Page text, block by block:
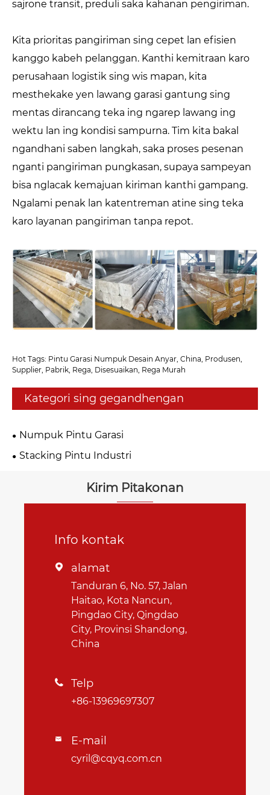
sajrone transit, preduli saka kahanan pengiriman.
Kita prioritas pangiriman sing cepet lan efisien
kanggo kabeh pelanggan. Kanthi kemitraan karo
perusahaan logistik sing wis mapan, kita
mesthekake yen lawang garasi gantung sing
mentas dirancang teka ing ngarep lawang ing
wektu lan ing kondisi sampurna. Tim kita bakal
ngandhani saben langkah, saka proses pesenan
nganti pangiriman pungkasan, supaya sampeyan
bisa nglacak kemajuan kiriman kanthi gampang.
Ngalami penak lan katentreman atine sing teka
karo layanan pangiriman tanpa repot.
Hot Tags: Pintu Garasi Numpuk Desain Anyar, China, Produsen,
Supplier, Pabrik, Rega, Disesuaikan, Rega Murah
Kategori sing gegandhengan
Numpuk Pintu Garasi
Stacking Pintu Industri
Kirim Pitakonan
Info kontak
 alamat
Tanduran 6, No. 57, Jalan
Haitao, Kota Nancun,
Pingdao City, Qingdao
City, Provinsi Shandong,
China
 Telp
+86-13969697307
 E-mail
cyril@cqyq.com.cn